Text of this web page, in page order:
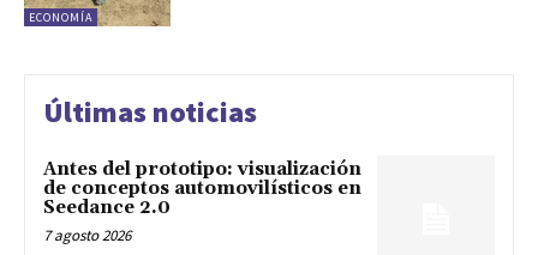
ECONOMÍA
Últimas noticias
Antes del prototipo: visualización
de conceptos automovilísticos en
Seedance 2.0
7 agosto 2026